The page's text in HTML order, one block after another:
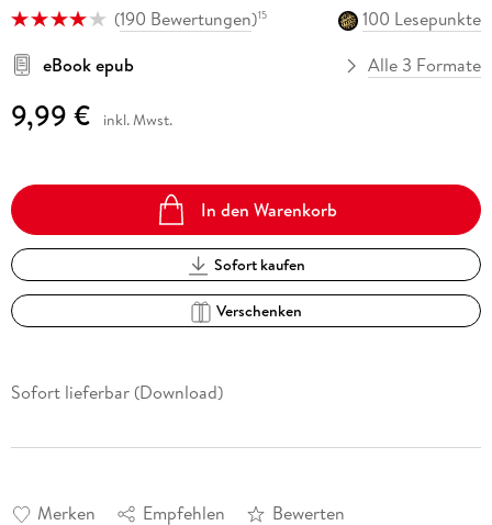
(190 Bewertungen)15
100 Lesepunkte
eBook epub
Alle 3 Formate
9,99 € inkl. Mwst.
In den Warenkorb
Sofort kaufen
Verschenken
Sofort lieferbar (Download)
Merken Empfehlen Bewerten